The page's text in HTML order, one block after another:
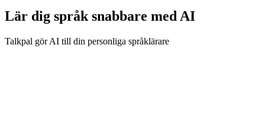
Lär dig språk snabbare med AI
Talkpal gör AI till din personliga språklärare